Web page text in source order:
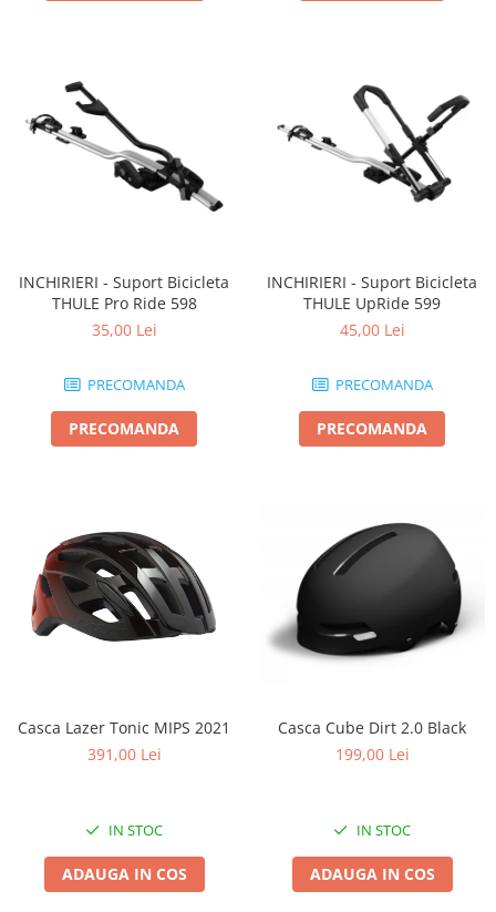
INCHIRIERI - Suport Bicicleta
THULE Pro Ride 598
35,00 Lei
PRECOMANDA
PRECOMANDA
INCHIRIERI - Suport Bicicleta
THULE UpRide 599
45,00 Lei
PRECOMANDA
PRECOMANDA
Casca Lazer Tonic MIPS 2021
391,00 Lei
IN STOC
ADAUGA IN COS
Casca Cube Dirt 2.0 Black
199,00 Lei
IN STOC
ADAUGA IN COS